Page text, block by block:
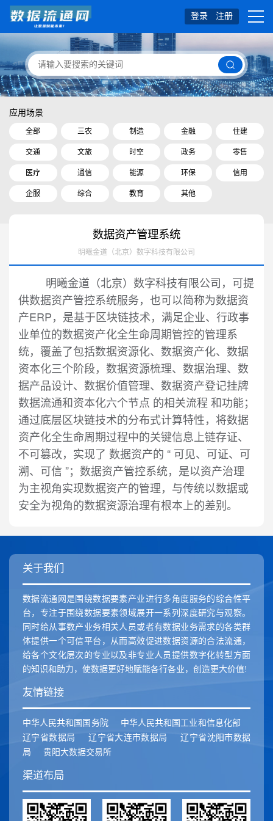
登录 注册
应用场景
全部 三农 制造 金融 住建
交通 文旅 时空 政务 零售
医疗 通信 能源 环保 信用
企服 综合 教育 其他
数据资产管理系统
明曦金道（北京）数字科技有限公司
明曦金道（北京）数字科技有限公司，可提
供数据资产管控系统服务，也可以简称为数据资
产ERP，是基于区块链技术，满足企业、行政事
业单位的数据资产化全生命周期管控的管理系
统，覆盖了包括数据资源化、数据资产化、数据
资本化三个阶段，数据资源梳理、数据治理、数
据产品设计、数据价值管理、数据资产登记挂牌
数据流通和资本化六个节点 的相关流程 和功能；
通过底层区块链技术的分布式计算特性，将数据
资产化全生命周期过程中的关键信息上链存证、
不可篡改，实现了 数据资产的 “ 可见、可证、可
溯、可信 ”；数据资产管控系统，是以资产治理
为主视角实现数据资产的管理，与传统以数据或
安全为视角的数据资源治理有根本上的差别。
关于我们
数据流通网是围绕数据要素产业进行多角度服务的综合性平
台，专注于围绕数据要素领域展开一系列深度研究与观察。
同时给从事数产业务相关人员或者有数据业务需求的各类群
体提供一个可信平台，从而高效促进数据资源的合法流通，
给各个文化层次的专业以及非专业人员提供数字化转型方面
的知识和助力，使数据更好地赋能各行各业，创造更大价值!
友情链接
中华人民共和国国务院
中华人民共和国工业和信息化部
辽宁省数据局
辽宁省大连市数据局
辽宁省沈阳市数据
局
贵阳大数据交易所
渠道布局